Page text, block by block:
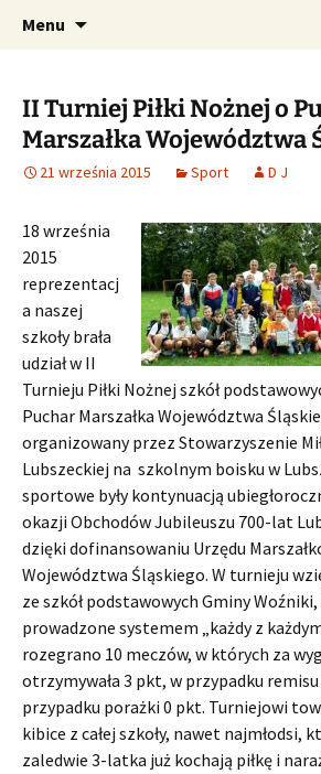
Szkoła
Lompy w Lubszy
Oficjalna strona internetowa
Menu
II Turniej Piłki Nożnej o
Marszałka Województwa
21 września 2015 Sport D J
18 września
2015
reprezentacj
a naszej
szkoły brała
udział w II
Turnieju Piłki Nożnej szkół
Puchar Marszałka Województwa
organizowany przez Stowarzyszenie
Lubszeckiej na szkolnym boisku w
sportowe były kontynuacją
okazji Obchodów Jubileuszu 700-lat
dzięki dofinansowaniu Urzędu
Województwa Śląskiego. W turnieju
ze szkół podstawowych Gminy
prowadzone systemem „każdy z
rozegrano 10 meczów, w których za
otrzymywała 3 pkt, w przypadku
przypadku porażki 0 pkt. Turniejowi
kibice z całej szkoły, nawet najmłodsi,
zaledwie 3-latka już kochają piłkę i